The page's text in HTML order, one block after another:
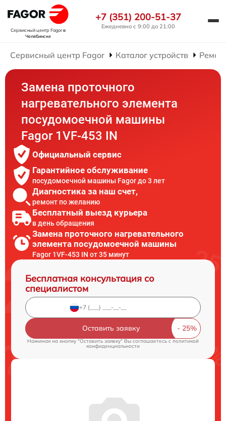
Сервисный центр Fagorв
Челябинске
+7 (351) 200-51-37
Ежедневно с 9:00 до 21:00
Сервисный центр Fagor Каталог устройств
Замена проточного
нагревательного элемента
посудомоечной машины
Fagor 1VF-453 IN
Официальный сервис
Гарантийное обслуживание
посудомоечной машины Fagor до 3 лет
Диагностика за наш счет,
ремонт по желанию
Бесплатный выезд курьера
в день обращения
Замена проточного нагревательного
элемента посудомоечной машины
Fagor 1VF-453 IN от 35 минут
Бесплатная консультация со
специалистом
Оставить заявку
Нажимая на кнопку "Оставить заявку" Вы соглашаетесь cполитикой
конфиденциальности